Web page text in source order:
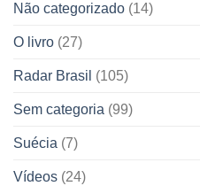
Não categorizado (14)
O livro (27)
Radar Brasil (105)
Sem categoria (99)
Suécia (7)
Vídeos (24)